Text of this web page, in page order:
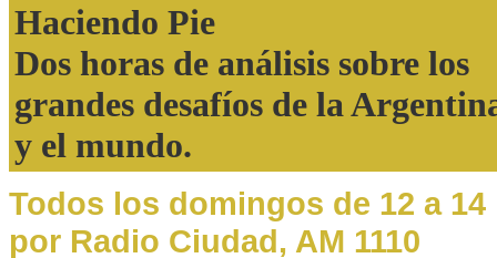
Haciendo Pie
Dos horas de análisis sobre los
grandes desafíos de la
y el mundo.
Todos los domingos de 12 a 14
por Radio Ciudad, AM 1110